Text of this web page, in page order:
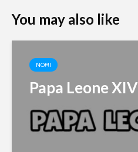
You may also like
NOMI
Papa Leone XIV